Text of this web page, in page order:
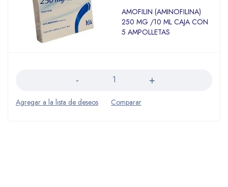
AMOFILIN (AMINOFILINA)
250 MG /10 ML CAJA CON
5 AMPOLLETAS